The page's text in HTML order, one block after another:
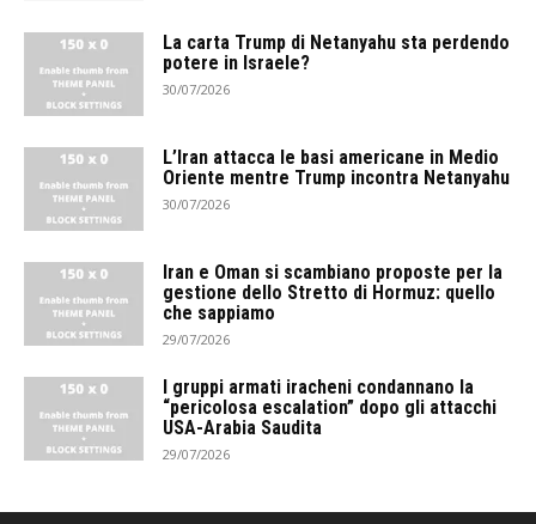
La carta Trump di Netanyahu sta perdendo
potere in Israele?
30/07/2026
L’Iran attacca le basi americane in Medio
Oriente mentre Trump incontra Netanyahu
30/07/2026
Iran e Oman si scambiano proposte per la
gestione dello Stretto di Hormuz: quello
che sappiamo
29/07/2026
I gruppi armati iracheni condannano la
“pericolosa escalation” dopo gli attacchi
USA-Arabia Saudita
29/07/2026